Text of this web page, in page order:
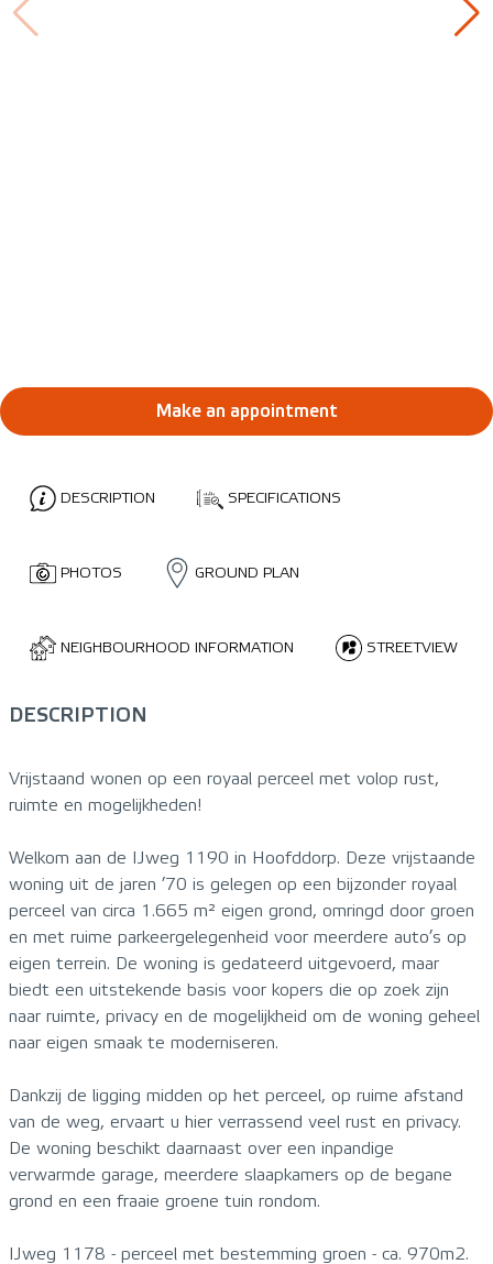
Make an appointment
DESCRIPTION SPECIFICATIONS
PHOTOS GROUND PLAN
NEIGHBOURHOOD INFORMATION STREETVIEW
DESCRIPTION
Vrijstaand wonen op een royaal perceel met volop rust,
ruimte en mogelijkheden!
Welkom aan de IJweg 1190 in Hoofddorp. Deze vrijstaande
woning uit de jaren ’70 is gelegen op een bijzonder royaal
perceel van circa 1.665 m² eigen grond, omringd door groen
en met ruime parkeergelegenheid voor meerdere auto’s op
eigen terrein. De woning is gedateerd uitgevoerd, maar
biedt een uitstekende basis voor kopers die op zoek zijn
naar ruimte, privacy en de mogelijkheid om de woning geheel
naar eigen smaak te moderniseren.
Dankzij de ligging midden op het perceel, op ruime afstand
van de weg, ervaart u hier verrassend veel rust en privacy.
De woning beschikt daarnaast over een inpandige
verwarmde garage, meerdere slaapkamers op de begane
grond en een fraaie groene tuin rondom.
IJweg 1178 - perceel met bestemming groen - ca. 970m2.